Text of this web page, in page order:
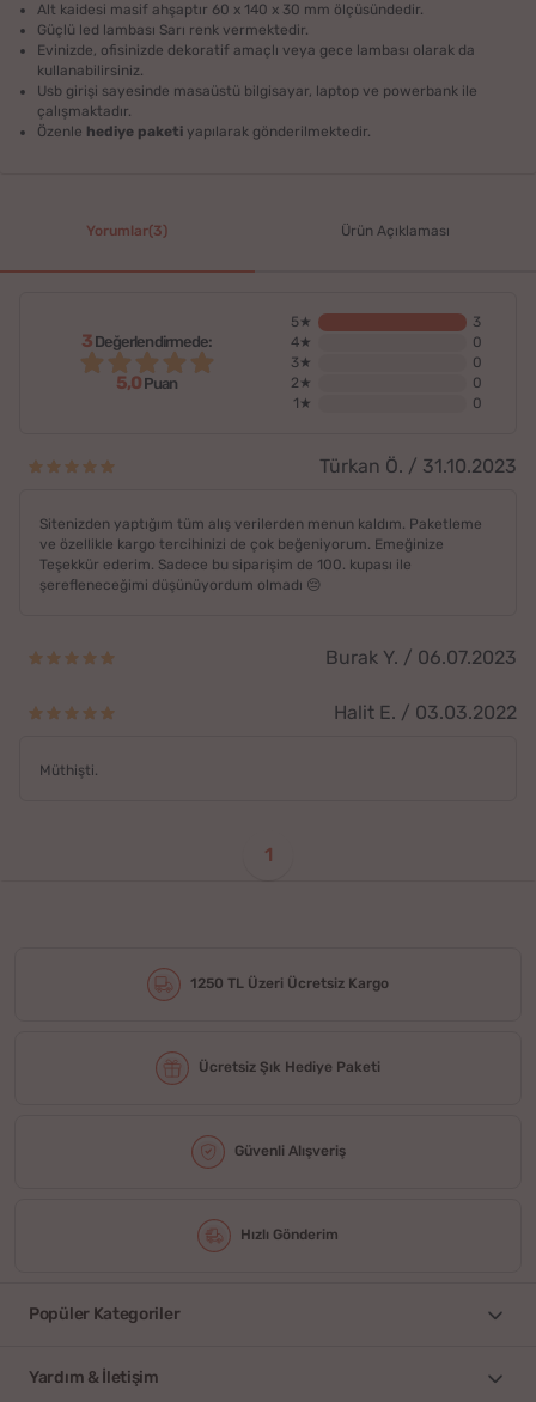
Alt kaidesi masif ahşaptır 60 x 140 x 30 mm ölçüsündedir.
Güçlü led lambası Sarı renk vermektedir.
Evinizde, ofisinizde dekoratif amaçlı veya gece lambası olarak da
kullanabilirsiniz.
Usb girişi sayesinde masaüstü bilgisayar, laptop ve powerbank ile
çalışmaktadır.
Özenle hediye paketi yapılarak gönderilmektedir.
Yorumlar(3) Ürün Açıklaması
3Değerlendirmede:
5,0Puan
5★
3
4★
0
3★
0
2★
0
1★
0
Türkan Ö. / 31.10.2023
Sitenizden yaptığım tüm alış verilerden menun kaldım. Paketleme
ve özellikle kargo tercihinizi de çok beğeniyorum. Emeğinize
Teşekkür ederim. Sadece bu siparişim de 100. kupası ile
şerefleneceğimi düşünüyordum olmadı 😔
Burak Y. / 06.07.2023
Halit E. / 03.03.2022
Müthişti.
1
1250 TL Üzeri Ücretsiz Kargo
Ücretsiz Şık Hediye Paketi
Güvenli Alışveriş
Hızlı Gönderim
Popüler Kategoriler
Yardım & İletişim